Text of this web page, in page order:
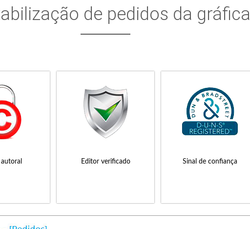
de pedidos da gráfica
Editor verificado Sinal de confiança